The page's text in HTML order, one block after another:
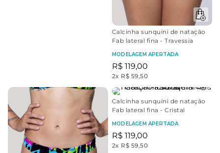
Calcinha sunquíni de natação
Fab lateral fina - Travessia
MODELAGEM APERTADA
R$ 119,00
2x R$ 59,50
Calcinha sunquíni de natação
Fab lateral fina - Cristal
MODELAGEM APERTADA
R$ 119,00
2x R$ 59,50